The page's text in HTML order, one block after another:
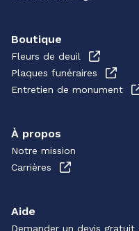
Boutique
Fleurs de deuil
Plaques funéraires
Entretien de monument
À propos
Notre mission
Carrières
Aide
Demander un devis gratuit